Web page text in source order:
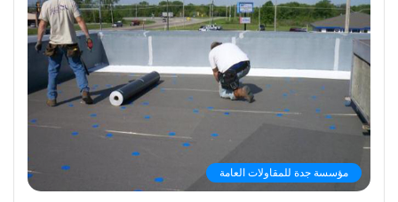
مؤسسة جدة للمقاولات العامة